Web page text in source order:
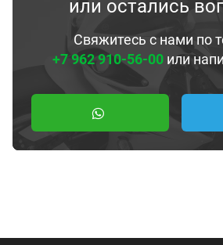
или остались
Свяжитесь с нами по
+7 962 910-56-00или